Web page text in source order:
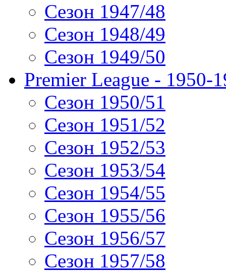
Сезон 1947/48
Сезон 1948/49
Сезон 1949/50
Premier League - 1950-
Сезон 1950/51
Сезон 1951/52
Сезон 1952/53
Сезон 1953/54
Сезон 1954/55
Сезон 1955/56
Сезон 1956/57
Сезон 1957/58